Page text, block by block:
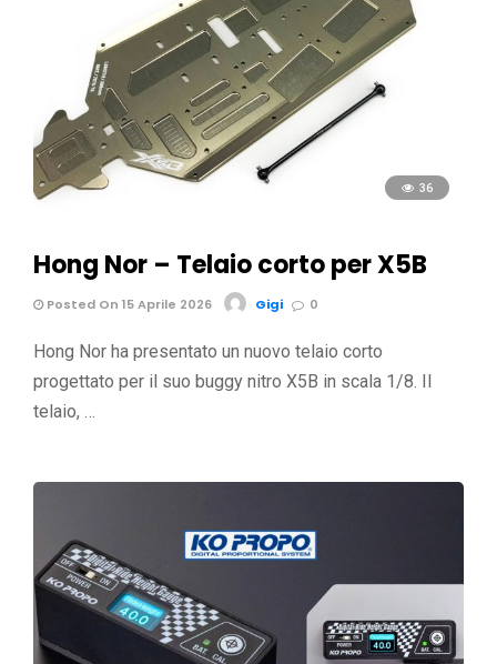
36
Hong Nor – Telaio corto per X5B
Posted On 15 Aprile 2026 Gigi 0
Hong Nor ha presentato un nuovo telaio corto
progettato per il suo buggy nitro X5B in scala 1/8. Il
telaio, …